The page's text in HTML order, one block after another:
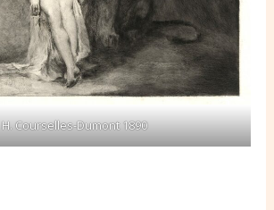
H. Courselles-Dumont 1890